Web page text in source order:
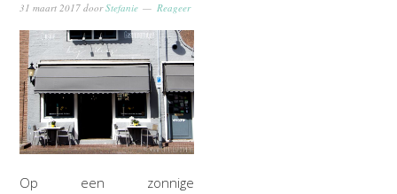
31 maart 2017 doorStefanie Reageer
Op een zonnige